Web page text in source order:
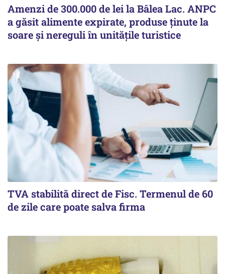
Amenzi de 300.000 de lei la Bâlea Lac. ANPC
a găsit alimente expirate, produse ținute la
soare și nereguli în unitățile turistice
TVA stabilită direct de Fisc. Termenul de 60
de zile care poate salva firma